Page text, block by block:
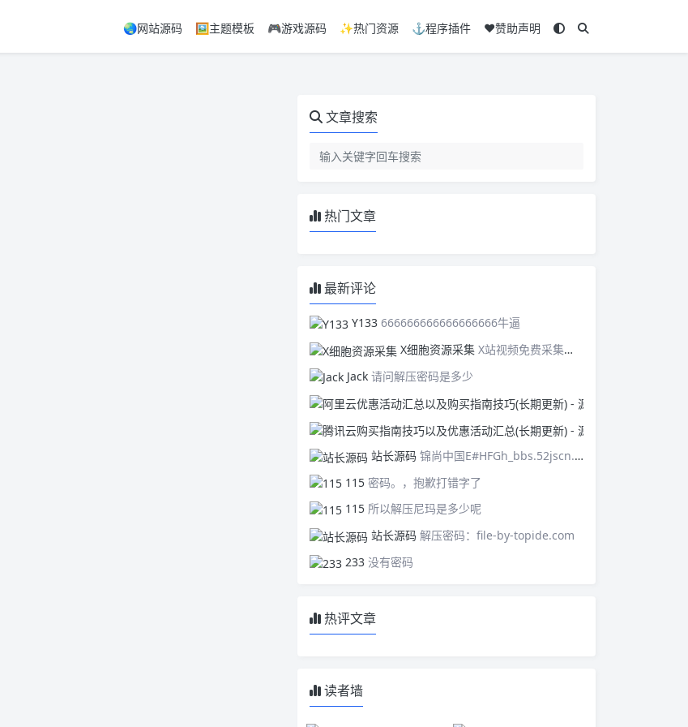
🌏网站源码 🖼️主题模板 🎮游戏源码 ✨热门资源 ⚓程序插件 ❤️赞助声明
文章搜索
热门文章
最新评论
Y133 666666666666666666牛逼
X细胞资源采集 X站视频免费采集，可以适配此CMS，含免费模板。有需要的站长可以看看xxibaozyw.com
Jack 请问解压密码是多少
站长源码 锦尚中国E#HFGh_bbs.52jscn.comEYzhibo8
115 密码。，抱歉打错字了
115 所以解压尼玛是多少呢
站长源码 解压密码：file-by-topide.com
233 没有密码
热评文章
读者墙